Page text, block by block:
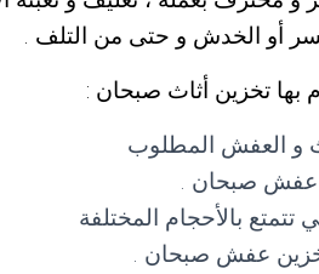
أو الخدش و حتى من التلف .
بها تخزين أثاث صبحان :
و العفش المطلوب
عفش صبحان .
بالأحجام المختلفة
عفش صبحان .